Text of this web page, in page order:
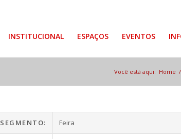
INSTITUCIONAL ESPAÇOS EVENTOS
Você está aqui: Home /
SEGMENTO: Feira